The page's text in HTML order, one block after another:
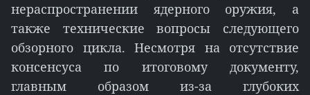
нераспространении ядерного оружия, а
также технические вопросы следующего
обзорного цикла. Несмотря на отсутствие
консенсуса по итоговому документу,
главным образом из-за глубоких